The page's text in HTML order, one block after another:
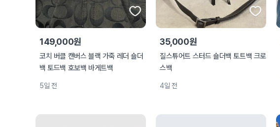
149,000원
코치 버클 캔버스 블랙 가죽 레더 숄더
백 토드백 호보백 바게트백
5일 전
35,000원
질스튜어트 스터드 숄더백 토트백 크로
스백
4일 전